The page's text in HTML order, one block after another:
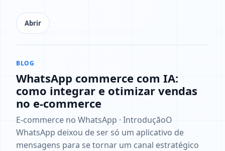
Abrir
BLOG
WhatsApp commerce com IA:
como integrar e otimizar vendas
no e-commerce
E-commerce no WhatsApp · IntroduçãoO
WhatsApp deixou de ser só um aplicativo de
mensagens para se tornar um canal estratégico